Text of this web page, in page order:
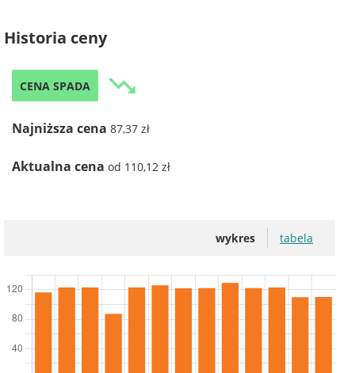
Historia ceny
CENA SPADA trending_down
Najniższa cena 87,37 zł
Aktualna cena od 110,12 zł
wykres tabela